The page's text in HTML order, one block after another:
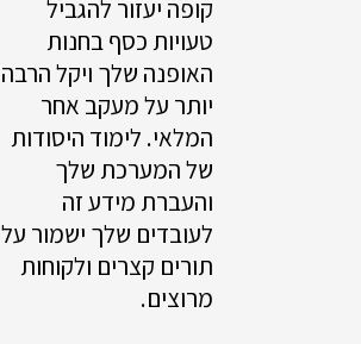
קופה יעזור להגביל
טעויות כסף בחנות
האופנה שלך ויקל הרבה
יותר על מעקב אחר
המלאי. לימוד היסודות
של המערכת שלך
והעברת מידע זה
לעובדים שלך ישמור על
תורים קצרים ולקוחות
מרוצים.